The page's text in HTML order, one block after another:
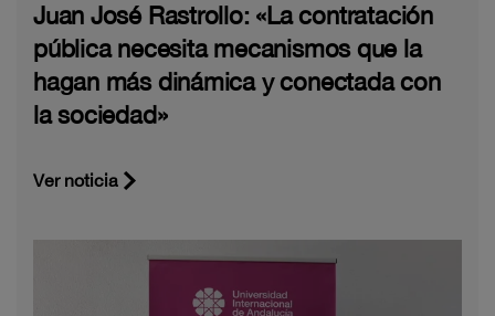
Juan José Rastrollo: «La contratación
pública necesita mecanismos que la
hagan más dinámica y conectada con
la sociedad»
Ver noticia